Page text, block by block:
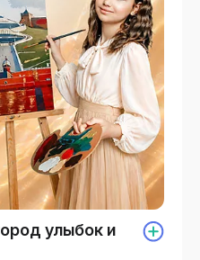
улыбок и